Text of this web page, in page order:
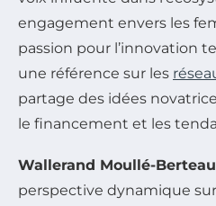
engagement envers les
passion pour l’innovation
une référence sur les
partage des idées
le financement et les
Wallerand Moullé-
perspective dynamique